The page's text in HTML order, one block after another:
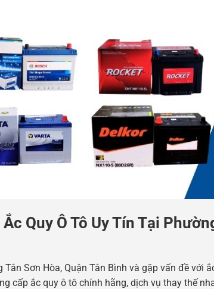
Quy Ô Tô Uy Tín Tại
Sơn Hòa, Quận Tân Bình và gặp vấn đề với
cấp ắc quy ô tô chính hãng, dịch vụ thay thế